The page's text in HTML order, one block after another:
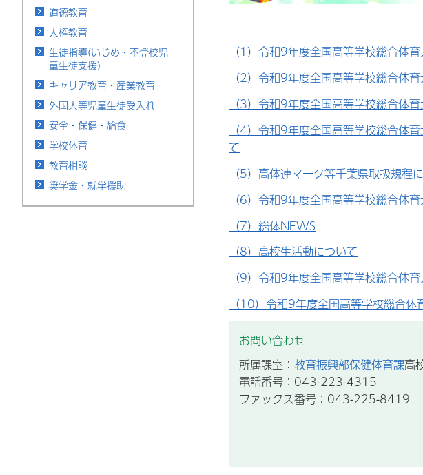
道徳教育
人権教育
生徒指導(いじめ・不登校児
童生徒支援)
キャリア教育・産業教育
外国人等児童生徒受入れ
安全・保健・給食
学校体育
教育相談
奨学金・就学援助
（1）令和9年度全国高等学校総合体
（2）令和9年度全国高等学校総合体
（3）令和9年度全国高等学校総合体
（4）令和9年度全国高等学校総合体
て
（5）高体連マーク等千葉県取扱規程
（6）令和9年度全国高等学校総合体
（7）総体NEWS
（8）高校生活動について
（9）令和9年度全国高等学校総合体
（10）令和9年度全国高等学校総合
お問い合わせ
所属課室： 教育振興部保健体育課高
電話番号：043-223-4315
ファックス番号：043-225-8419